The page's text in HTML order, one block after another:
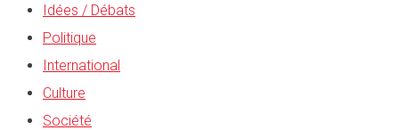
Idées / Débats
Politique
International
Culture
Société